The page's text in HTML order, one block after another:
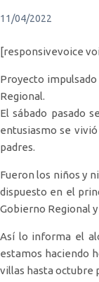
11/04/2022
[responsivevoice
Proyecto
Regional.
El sábado pasado
entusiasmo se
padres.
Fueron los niños y
dispuesto en el
Gobierno Regional
Así lo informa el
estamos haciendo
villas hasta octubre